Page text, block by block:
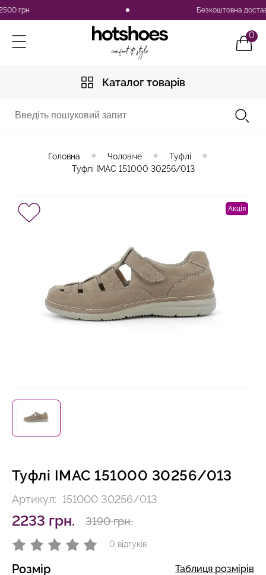
Безкоштовна доставка
0
Каталог товарів
Головна Чоловіче
Туфлі
Туфлі IMAC 151000 30256/013
Акція
Туфлі IMAC 151000 30256/013
Артикул: 151000 30256/013
2233 грн. 3190 грн.
0 відгуків
Розмір Таблиця розмірів